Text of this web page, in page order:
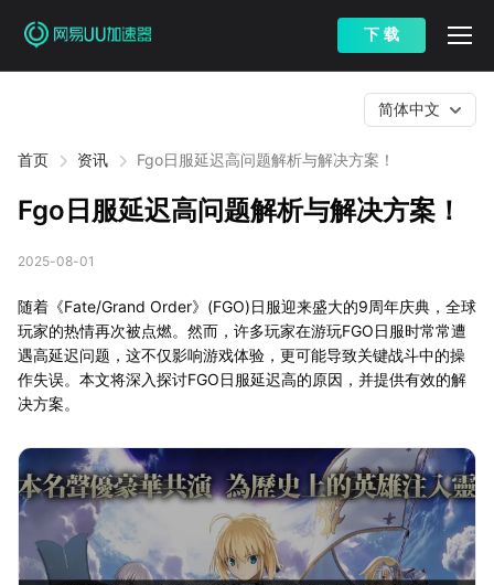
下 载
首页 资讯 Fgo日服延迟高问题解析与解决方案！
简体中文
Fgo日服延迟高问题解析与解决方案！
2025-08-01
随着《Fate/Grand Order》(FGO)日服迎来盛大的9周年庆典，全球
玩家的热情再次被点燃。然而，许多玩家在游玩FGO日服时常常遭
遇高延迟问题，这不仅影响游戏体验，更可能导致关键战斗中的操
作失误。本文将深入探讨FGO日服延迟高的原因，并提供有效的解
决方案。